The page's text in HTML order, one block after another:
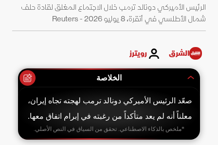
الرئيس الأميركي دونالد ترمب خلال الاجتماع المغلق لقادة حلف
شمال الأطلسي في أنقرة، 8 يوليو 2026 - Reuters
الشرق رويترز
الخلاصة
صعّد الرئيس الأميركي دونالد ترمب لهجته تجاه إيران،
معلناً أنه لم يعد متأكداً من رغبته في إبرام اتفاق معها.
*ملخص بالذكاء الاصطناعي. تحقق من السياق في النص الأصلي.